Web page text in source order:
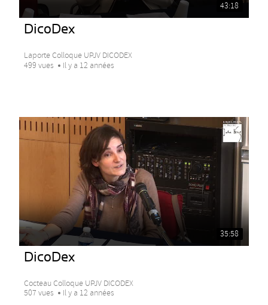
43:18
DicoDex
Laporte Colloque UPJV DICODEX
499 vues
Il y a 12 années
35:58
DicoDex
Cocteau Colloque UPJV DICODEX
507 vues
Il y a 12 années